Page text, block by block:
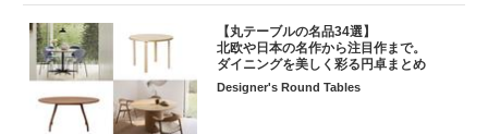
【丸テーブルの名品34選】
北欧や日本の名作から注目作まで。
ダイニングを美しく彩る円卓まとめ
Designer's Round Tables